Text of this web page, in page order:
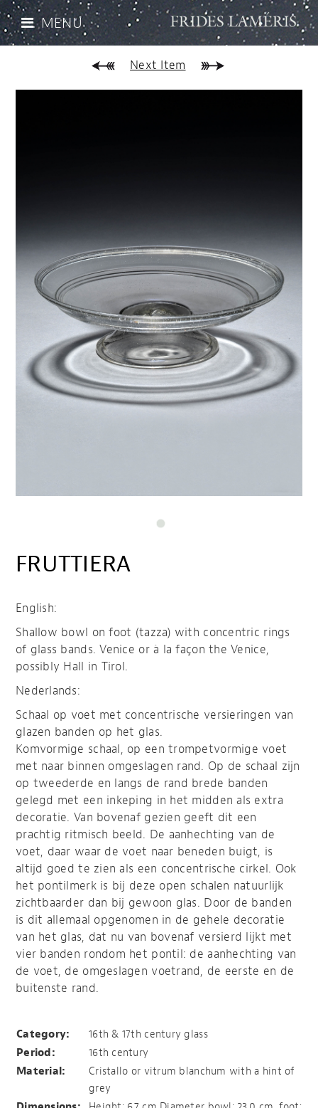
MENU
Next Item
FRUTTIERA
English:
Shallow bowl on foot (tazza) with concentric rings
of glass bands. Venice or à la façon the Venice,
possibly Hall in Tirol.
Nederlands:
Schaal op voet met concentrische versieringen van
glazen banden op het glas.
Komvormige schaal, op een trompetvormige voet
met naar binnen omgeslagen rand. Op de schaal zijn
op tweederde en langs de rand brede banden
gelegd met een inkeping in het midden als extra
decoratie. Van bovenaf gezien geeft dit een
prachtig ritmisch beeld. De aanhechting van de
voet, daar waar de voet naar beneden buigt, is
altijd goed te zien als een concentrische cirkel. Ook
het pontilmerk is bij deze open schalen natuurlijk
zichtbaarder dan bij gewoon glas. Door de banden
is dit allemaal opgenomen in de gehele decoratie
van het glas, dat nu van bovenaf versierd lijkt met
vier banden rondom het pontil: de aanhechting van
de voet, de omgeslagen voetrand, de eerste en de
buitenste rand.
Category:
16th & 17th century glass
Period:
16th century
Material:
Cristallo or vitrum blanchum with a hint of
grey